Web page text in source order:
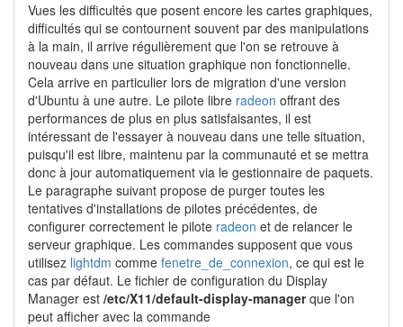
Vues les difficultés que posent encore les cartes graphiques,
difficultés qui se contournent souvent par des manipulations
à la main, il arrive régulièrement que l'on se retrouve à
nouveau dans une situation graphique non fonctionnelle.
Cela arrive en particulier lors de migration d'une version
d'Ubuntu à une autre. Le pilote libre radeon offrant des
performances de plus en plus satisfaisantes, il est
intéressant de l'essayer à nouveau dans une telle situation,
puisqu'il est libre, maintenu par la communauté et se mettra
donc à jour automatiquement via le gestionnaire de paquets.
Le paragraphe suivant propose de purger toutes les
tentatives d'installations de pilotes précédentes, de
configurer correctement le pilote radeon et de relancer le
serveur graphique. Les commandes supposent que vous
utilisez lightdm comme fenetre_de_connexion, ce qui est le
cas par défaut. Le fichier de configuration du Display
Manager est /etc/X11/default-display-managerque l'on
peut afficher avec la commande